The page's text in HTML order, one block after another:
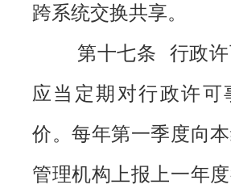
跨系统交换共享。
第十七条 行政
应当定期对行政许可
价。每年第一季度向本
管理机构上报上一年